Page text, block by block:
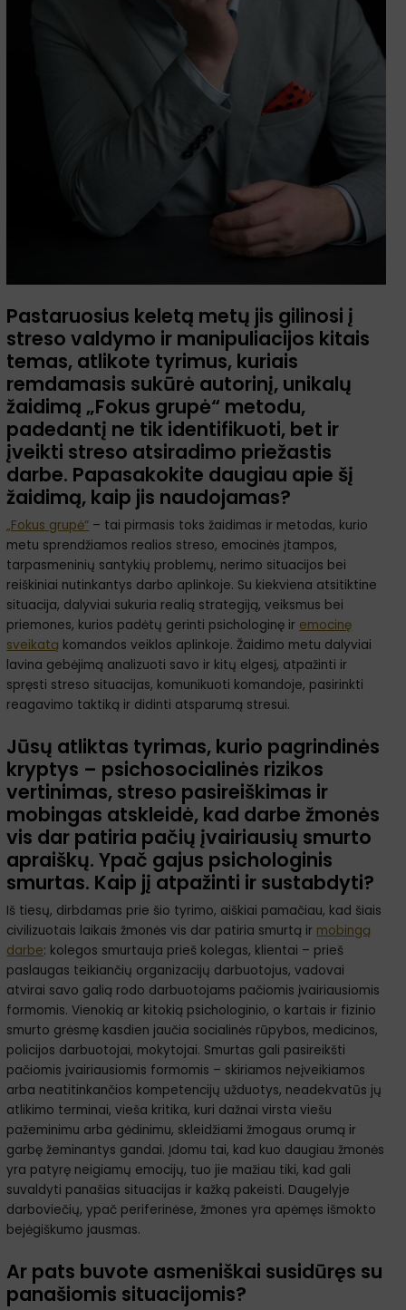
Pastaruosius keletą metų jis gilinosi į
streso valdymo ir manipuliacijos kitais
temas, atlikote tyrimus, kuriais
remdamasis sukūrė autorinį, unikalų
žaidimą „Fokus grupė“ metodu,
padedantį ne tik identifikuoti, bet ir
įveikti streso atsiradimo priežastis
darbe. Papasakokite daugiau apie šį
žaidimą, kaip jis naudojamas?
„Fokus grupė“ – tai pirmasis toks žaidimas ir metodas, kurio
metu sprendžiamos realios streso, emocinės įtampos,
tarpasmeninių santykių problemų, nerimo situacijos bei
reiškiniai nutinkantys darbo aplinkoje. Su kiekviena atsitiktine
situacija, dalyviai sukuria realią strategiją, veiksmus bei
priemones, kurios padėtų gerinti psichologinę ir emocinę
sveikatą komandos veiklos aplinkoje. Žaidimo metu dalyviai
lavina gebėjimą analizuoti savo ir kitų elgesį, atpažinti ir
spręsti streso situacijas, komunikuoti komandoje, pasirinkti
reagavimo taktiką ir didinti atsparumą stresui.
Jūsų atliktas tyrimas, kurio pagrindinės
kryptys – psichosocialinės rizikos
vertinimas, streso pasireiškimas ir
mobingas atskleidė, kad darbe žmonės
vis dar patiria pačių įvairiausių smurto
apraiškų. Ypač gajus psichologinis
smurtas. Kaip jį atpažinti ir sustabdyti?
Iš tiesų, dirbdamas prie šio tyrimo, aiškiai pamačiau, kad šiais
civilizuotais laikais žmonės vis dar patiria smurtą ir mobingą
darbe: kolegos smurtauja prieš kolegas, klientai – prieš
paslaugas teikiančių organizacijų darbuotojus, vadovai
atvirai savo galią rodo darbuotojams pačiomis įvairiausiomis
formomis. Vienokią ar kitokią psichologinio, o kartais ir fizinio
smurto grėsmę kasdien jaučia socialinės rūpybos, medicinos,
policijos darbuotojai, mokytojai. Smurtas gali pasireikšti
pačiomis įvairiausiomis formomis – skiriamos neįveikiamos
arba neatitinkančios kompetencijų užduotys, neadekvatūs jų
atlikimo terminai, vieša kritika, kuri dažnai virsta viešu
pažeminimu arba gėdinimu, skleidžiami žmogaus orumą ir
garbę žeminantys gandai. Įdomu tai, kad kuo daugiau žmonės
yra patyrę neigiamų emocijų, tuo jie mažiau tiki, kad gali
suvaldyti panašias situacijas ir kažką pakeisti. Daugelyje
darboviečių, ypač periferinėse, žmones yra apėmęs išmokto
bejėgiškumo jausmas.
Ar pats buvote asmeniškai susidūręs su
panašiomis situacijomis?